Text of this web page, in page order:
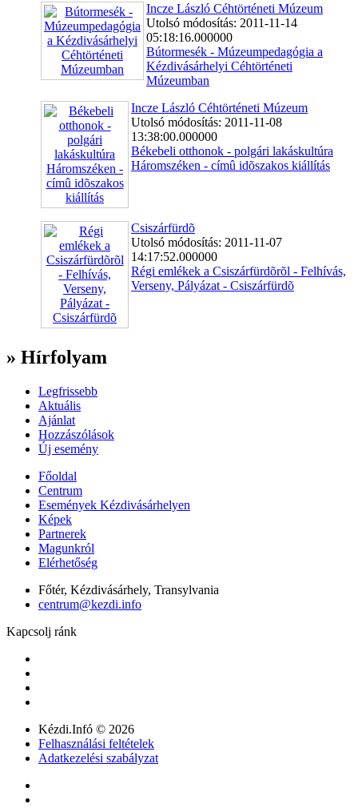
Incze László Céhtörténeti Múzeum
Utolsó módosítás: 2011-11-14
05:18:16.000000
Bútormesék - Múzeumpedagógia a
Kézdivásárhelyi Céhtörténeti
Múzeumban
Incze László Céhtörténeti Múzeum
Utolsó módosítás: 2011-11-08
13:38:00.000000
Békebeli otthonok - polgári lakáskultúra
Háromszéken - címû idõszakos kiállítás
Csiszárfürdõ
Utolsó módosítás: 2011-11-07
14:17:52.000000
Régi emlékek a Csiszárfürdõrõl - Felhívás,
Verseny, Pályázat - Csiszárfürdõ
» Hírfolyam
Legfrissebb
Aktuális
Ajánlat
Hozzászólások
Új esemény
Főoldal
Centrum
Események Kézdivásárhelyen
Képek
Partnerek
Magunkról
Elérhetőség
Főtér, Kézdivásárhely, Transylvania
centrum@kezdi.info
Kapcsolj ránk
Kézdi.Infó © 2026
Felhasználási feltételek
Adatkezelési szabályzat